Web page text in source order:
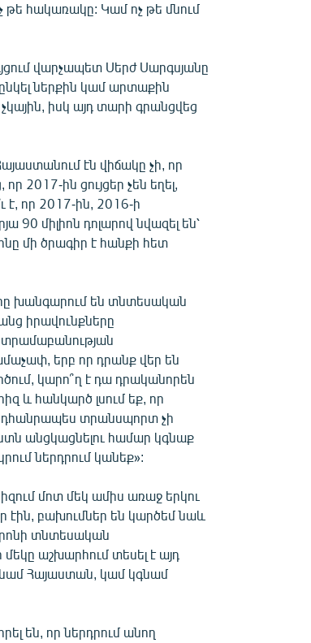
թե հակառակը: Կամ ոչ թե մնում
վարչապետ Սերժ Սարգսյանը
ներքին կամ արտաքին
չկային, իսկ այդ տարի գրանցվեց
էն վիճակը չի, որ
2017-ին ցույցեր չեն եղել,
է, որ 2017-ին, 2016-ի
90 միլիոն դոլարով նվազել են՝
մի ծրագիր է հանքի հետ
խանգարում են տնտեսական
իրավունքները
տրամաբանության
երբ որ դրանք վեր են
կարո՞ղ է դա դրականորեն
և հանկարծ լսում եք, որ
տրանսպորտ չի
անցկացնելու համար կգնաք
ներդրում կանեք»:
մոտ մեկ ամիս առաջ երկու
էին, բախումներ են կարծեմ նաև
տնտեսական
աշխարհում տեսել է այդ
Հայաստան, կամ կգնամ
են, որ ներդրում անող